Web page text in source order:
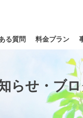
る質問 料金プラン
らせ・ブ